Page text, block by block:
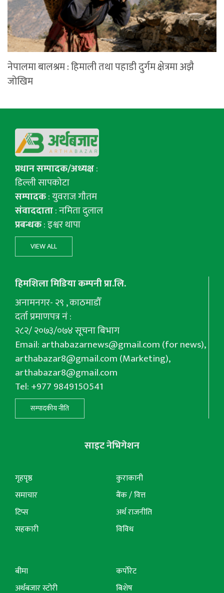
नेपालमा बालश्रम : हिमाली तथा पहाडी दुर्गम क्षेत्रमा अझै
जोखिम
प्रधान सम्पादक/अध्यक्ष:
डिल्ली सापकोटा
सम्पादक: युवराज गाैतम
संवाददाता: नमिता दुलाल
प्रबन्धक: इश्वर थापा
VIEW ALL
हिमशिला मिडिया कम्पनी प्रा.लि.
अनामनगर- २९ , काठमाडौँ
दर्ता प्रमाणपत्र नं :
२८२/ २०७३/०७४ सूचना बिभाग
Email:arthabazarnews@gmail.com(for news),
arthabazar8@gmail.com(Marketing),
arthabazar8@gmail.com
Tel: +977 9849150541
सम्पादकीय नीति
साइट नेभिगेशन
गृहपृष्ठ
समाचार
टिप्स
सहकारी
कुराकानी
बैंक / वित्त
अर्थ राजनीति
विविध
बीमा
अर्थबजार स्टोरी
कर्पोरेट
बिशेष